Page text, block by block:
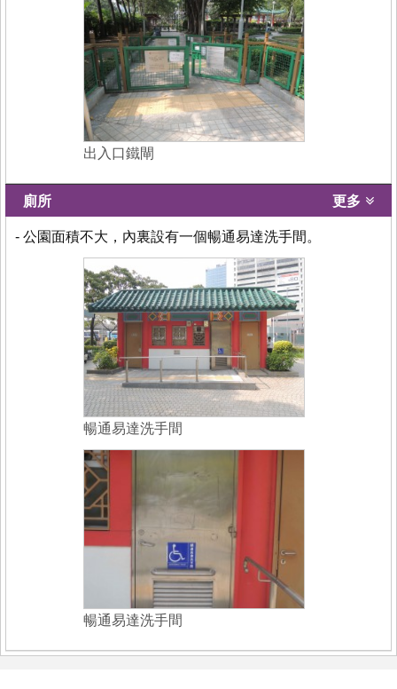
出入口鐵閘
廁所 更多
- 公園面積不大，內裏設有一個暢通易達洗手間。
暢通易達洗手間
暢通易達洗手間